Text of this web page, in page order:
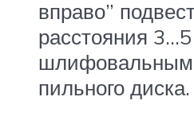
вправо”
расстояния
шлифовальным
пильного диска.